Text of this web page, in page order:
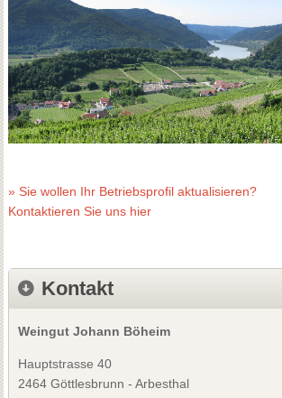
» Sie wollen Ihr Betriebsprofil aktualisieren?
Kontaktieren Sie uns hier
Kontakt
Weingut Johann Böheim
Hauptstrasse 40
2464 Göttlesbrunn - Arbesthal